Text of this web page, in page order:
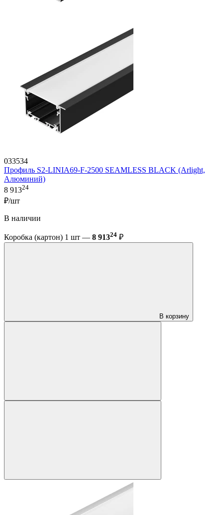
033534
Профиль S2-LINIA69-F-2500 SEAMLESS BLACK (Arlight,
Алюминий)
8 91324
₽/шт
В наличии
Коробка (картон) 1 шт — 8 91324 ₽
В корзину